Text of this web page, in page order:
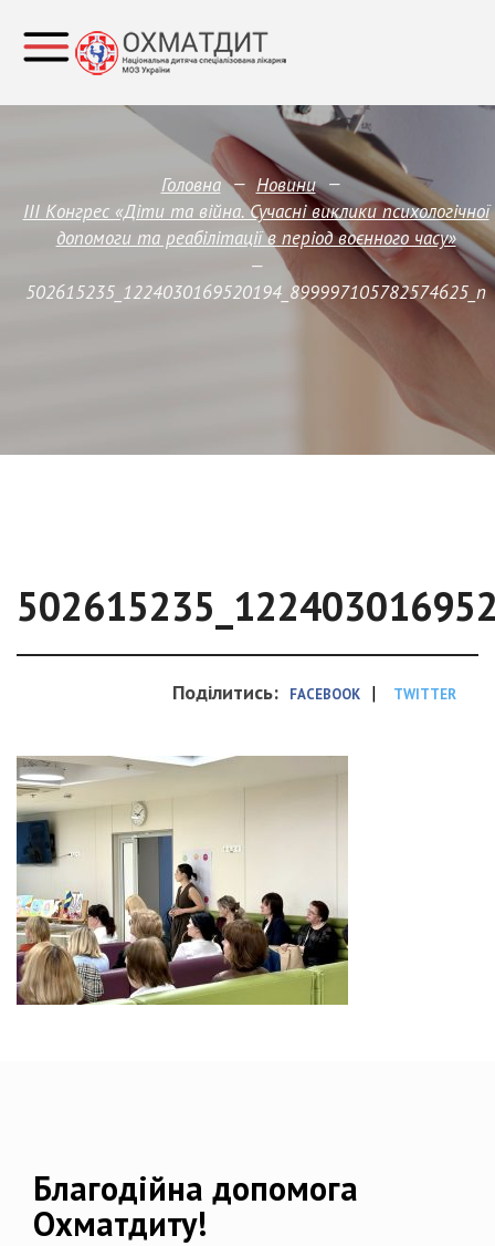
Головна — Новини —
III Конгрес «Діти та війна. Сучасні виклики психологічної
допомоги та реабілітації в період воєнного часу»
—
502615235_1224030169520194_899997105782574625_n
Поділитись: FACEBOOK | TWITTER
Благодійна допомога
Охматдиту!